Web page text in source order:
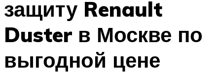
защиту Renault
Duster в Москве по
выгодной цене